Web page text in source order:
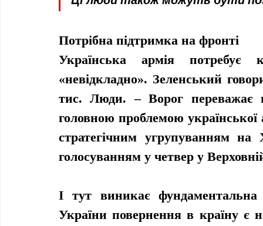
Потрібна підтримка на фронті
Українська армія потребує
«невідкладно». Зеленський
тис. Люди. – Ворог переважає
головною проблемою
стратегічним угрупуванням
голосуванням у четвер у
І тут виникає
України повернення в країну є